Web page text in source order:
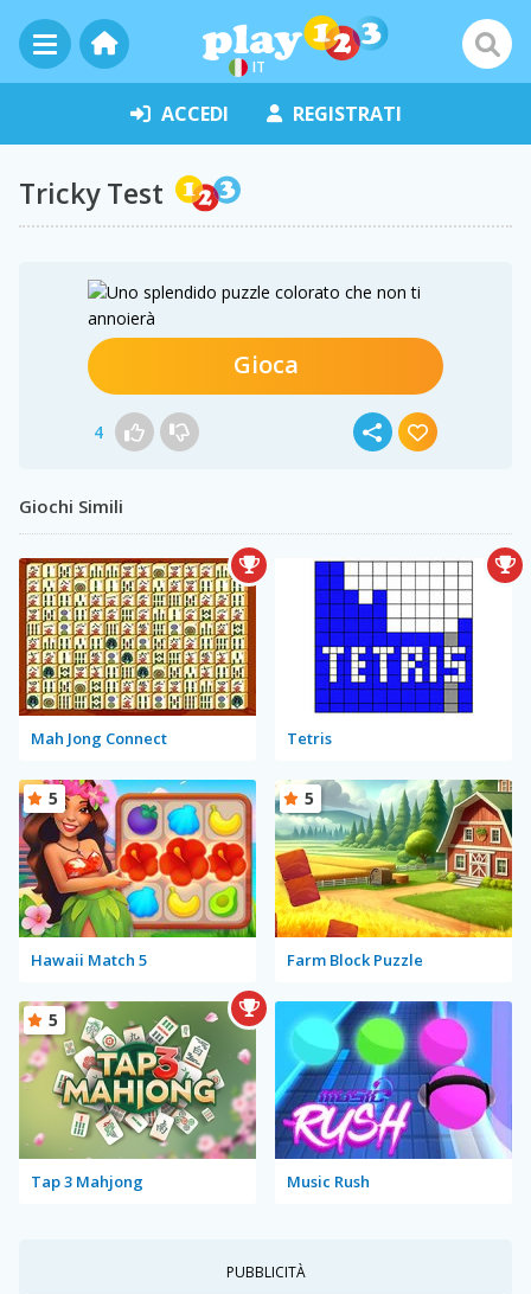
IT
ACCEDI REGISTRATI
Tricky Test
Gioca
4
Giochi Simili
Mah Jong Connect Tetris
Hawaii Match 5
5
Farm Block Puzzle
5
Tap 3 Mahjong
5
Music Rush
PUBBLICITÀ